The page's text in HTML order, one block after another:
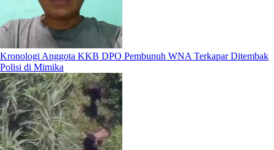
Kronologi Anggota KKB DPO Pembunuh WNA Terkapar Ditembak
Polisi di Mimika